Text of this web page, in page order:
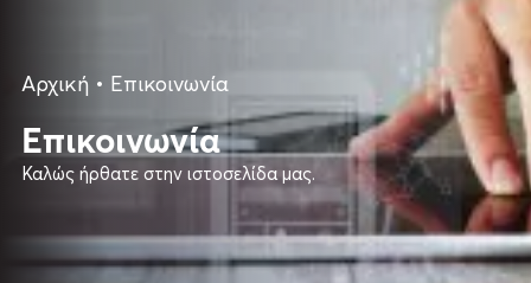
Αρχική • Επικοινωνία
Επικοινωνία
Καλώς ήρθατε στην ιστοσελίδα μας.